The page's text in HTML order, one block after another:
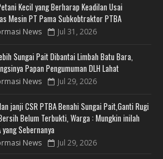
Kecil yang Berharap Keadilan Usai
Mesin PT Pama Subkobtraktor PTBA
News Jul 31, 2026
Sungai Pait Dibantai Limbah Batu Bara,
Papan Pengumuman DLH Lahat
News Jul 29, 2026
janji CSR PTBA Benahi Sungai Pait,Ganti Rugi
Belum Terbukti, Warga : Mungkin inilah
yang Sebernanya
News Jul 29, 2026